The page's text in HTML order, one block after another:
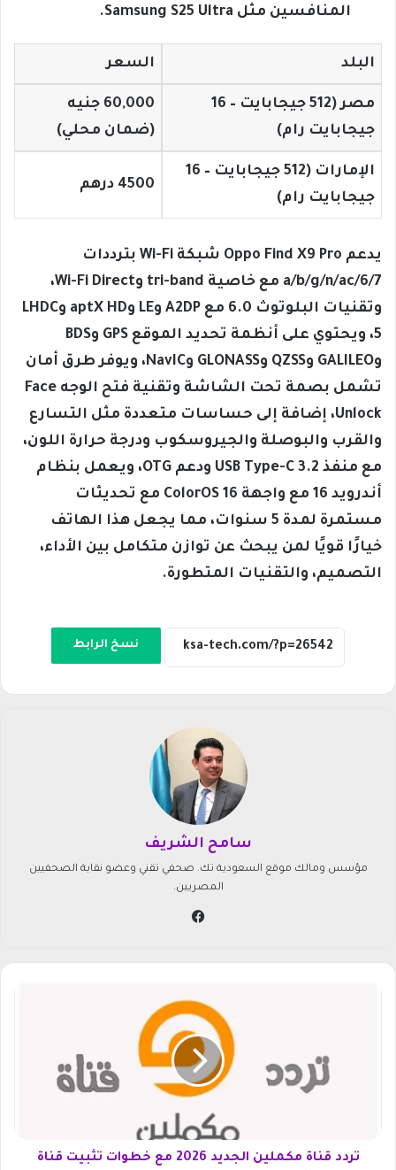
المنافسين مثل Samsung S25 Ultra.
البلد السعر
مصر (512 جيجابايت – 16
جيجابايت رام)
60,000 جنيه
(ضمان محلي)
الإمارات (512 جيجابايت – 16
جيجابايت رام)
4500 درهم
يدعم Oppo Find X9 Pro شبكة Wi-Fi بترددات
a/b/g/n/ac/6/7 مع خاصية tri-band وWi-Fi Direct،
وتقنيات البلوتوث 6.0 مع A2DP وLE وaptX HD وLHDC
5، ويحتوي على أنظمة تحديد الموقع GPS وBDS
وGALILEO وQZSS وGLONASS وNavIC، ويوفر طرق أمان
تشمل بصمة تحت الشاشة وتقنية فتح الوجه Face
Unlock، إضافة إلى حساسات متعددة مثل التسارع
والقرب والبوصلة والجيروسكوب ودرجة حرارة اللون،
مع منفذ USB Type-C 3.2 ودعم OTG، ويعمل بنظام
أندرويد 16 مع واجهة ColorOS 16 مع تحديثات
مستمرة لمدة 5 سنوات، مما يجعل هذا الهاتف
خيارًا قويًا لمن يبحث عن توازن متكامل بين الأداء،
التصميم، والتقنيات المتطورة.
نسخ الرابط
سامح الشريف
مؤسس ومالك موقع السعودية تك. صحفي تقني وعضو نقابة الصحفيين
المصريين.
تردد قناة مكملين الجديد 2026 مع خطوات تثبيت قناة